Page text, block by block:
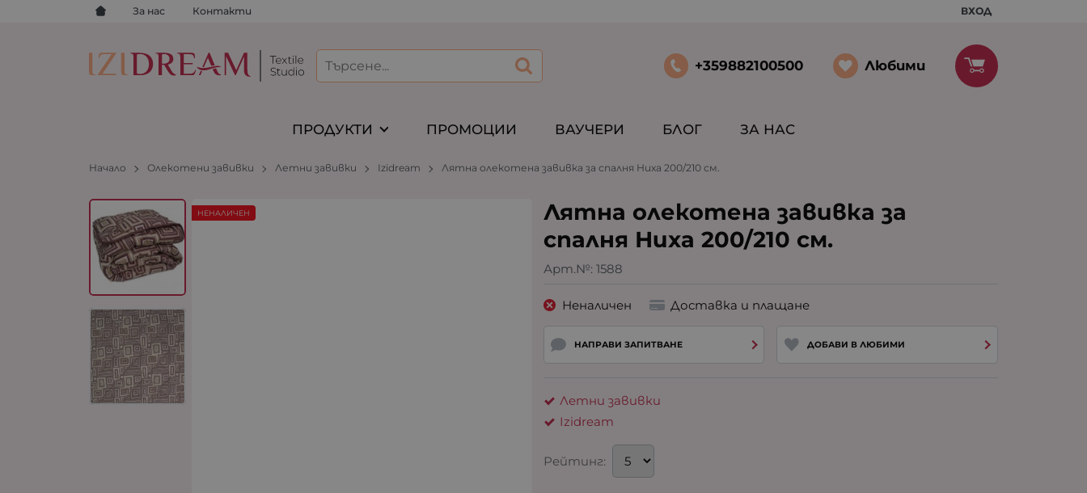
За нас Контакти ВХОД
+359882100500 Любими
ПРОДУКТИ ПРОМОЦИИ ВАУЧЕРИ БЛОГ ЗА НАС
Начало Олекотени завивки Летни завивки Izidream Лятна олекотена завивка за спалня Ниха 200/210 см.
Лятна олекотена завивка за
спалня Ниха 200/210 см.
Арт.№: 1588
НЕНАЛИЧЕН
Неналичен Доставка и плащане
НАПРАВИ ЗАПИТВАНЕ ДОБАВИ В ЛЮБИМИ
Летни завивки
Izidream
Рейтинг: